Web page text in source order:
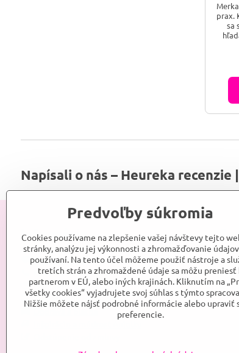
prax.
sa
Napísali o nás – Heureka recenzie
Informácie
Srdce Anjelky
Kontakt
Obchodné podmienky
Reklamačné podmienky
Doprava a platba
Predvoľby súkromia
Cookies používame na zlepšenie vašej návštevy tejto
stránky, analýzu jej výkonnosti a zhromažďovanie
používaní. Na tento účel môžeme použiť nástroje a
tretích strán a zhromaždené údaje sa môžu preniesť
partnerom v EÚ, alebo iných krajinách. Kliknutím na
všetky cookies“ vyjadrujete svoj súhlas s týmto
Nižšie môžete nájsť podrobné informácie alebo upraviť
preferencie.